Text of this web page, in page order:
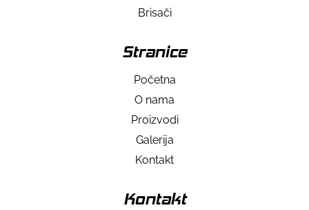
Brisači
Stranice
Početna
O nama
Proizvodi
Galerija
Kontakt
Kontakt